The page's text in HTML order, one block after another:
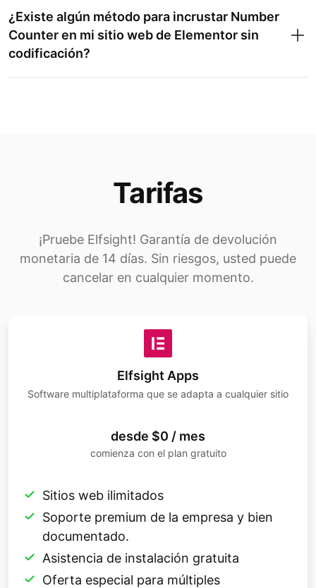
¿Existe algún método para incrustar Number
Counter en mi sitio web de Elementor sin
codificación?
Tarifas
¡Pruebe Elfsight! Garantía de devolución
monetaria de 14 días. Sin riesgos, usted puede
cancelar en cualquier momento.
Elfsight Apps
Software multiplataforma que se adapta a cualquier sitio
desde $0 / mes
comienza con el plan gratuito
Sitios web ilimitados
Soporte premium de la empresa y bien
documentado.
Asistencia de instalación gratuita
Oferta especial para múltiples